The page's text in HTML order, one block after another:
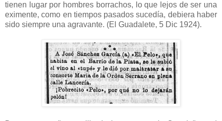
tienen lugar por hombres borrachos, lo que lejos de ser una
eximente, como en tiempos pasados sucedía, debiera haber
sido siempre una agravante. (El Guadalete, 5 Dic 1924).